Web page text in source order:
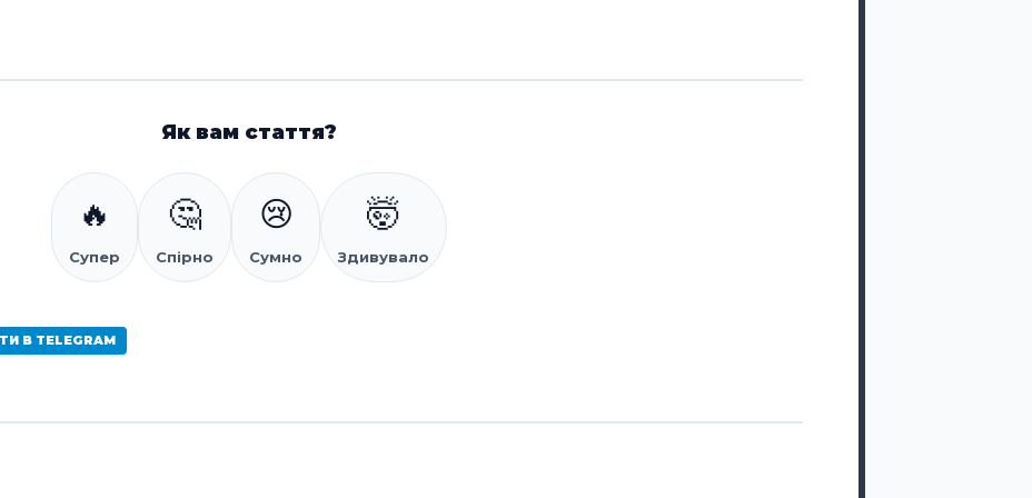
Як вам стаття?
🔥
Супер
🤔
Спірно
😢
Сумно
🤯
Здивувало
В TELEGRAM